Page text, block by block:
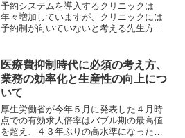
予約システムを導入するクリニックは
年々増加していますが、クリニックには
予約制が向いていないと考える先生方も
幅は意外に広く、予約システムの特性と
メリット・デメリットを理解した上で、
「いかに自院に合った予約スタイル、予
約システムを採用するか」という視点を
持ちながら予約システムを検討する必要
があります。
医療費抑制時代に必須の考え方、
業務の効率化と生産性の向上につ
いて
厚生労働省が今年５月に発表した４月時
点での有効求人倍率はバブル期の最高値
を超え、４３年ぶりの高水準になったと